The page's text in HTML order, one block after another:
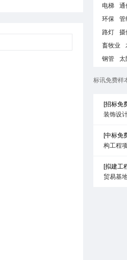
电梯
通
环保
管
路灯
摄
畜牧业
钢管
太
标讯免费样
[招标免
装饰设
[中标免
构工程
[拟建工
贸易基